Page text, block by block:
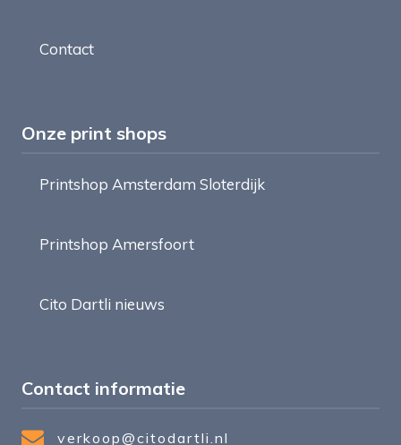
Contact
Onze print shops
Printshop Amsterdam Sloterdijk
Printshop Amersfoort
Cito Dartli nieuws
Contact informatie
verkoop@citodartli.nl